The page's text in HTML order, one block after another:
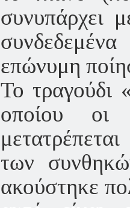
συνυπάρχει
επώνυμη
Το τραγούδι
οποίου οι
των
ακούστηκε